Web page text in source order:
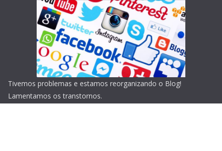
Tivemos problemas e estamos reorganizando o Blog!
Lamentamos os transtornos.